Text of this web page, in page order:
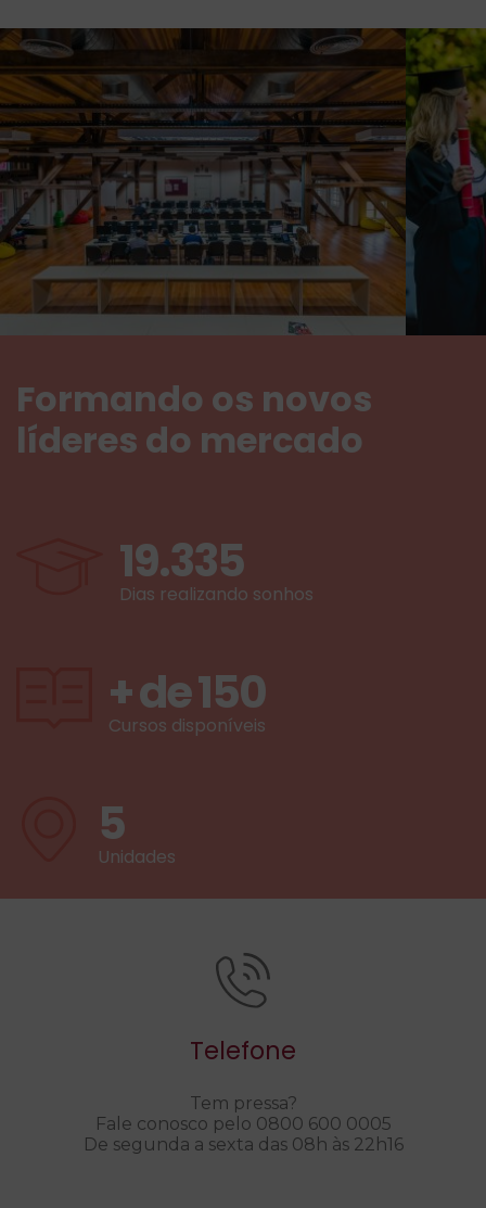
Formando os novos
líderes do mercado
19.335
Dias realizando sonhos
+ de150
Cursos disponíveis
5
Unidades
Telefone
Tem pressa?
Fale conosco pelo 0800 600 0005
De segunda a sexta das 08h às 22h16